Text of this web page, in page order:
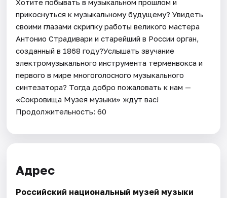
Хотите побывать в музыкальном прошлом и
прикоснуться к музыкальному будущему? Увидеть
своими глазами скрипку работы великого мастера
Антонио Страдивари и старейший в России орган,
созданный в 1868 году?Услышать звучание
электромузыкального инструмента терменвокса и
первого в мире многоголосного музыкального
синтезатора? Тогда добро пожаловать к нам —
«Сокровища Музея музыки» ждут вас!
Продолжительность: 60
Адрес
Российский национальный музей музыки